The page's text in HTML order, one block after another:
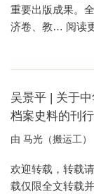
重要出版成果。
济卷、教… 阅读
吴景平 | 关于
档案史料的刊
由 马光（搬运工）
欢迎转载，转载
载仅限全文转载